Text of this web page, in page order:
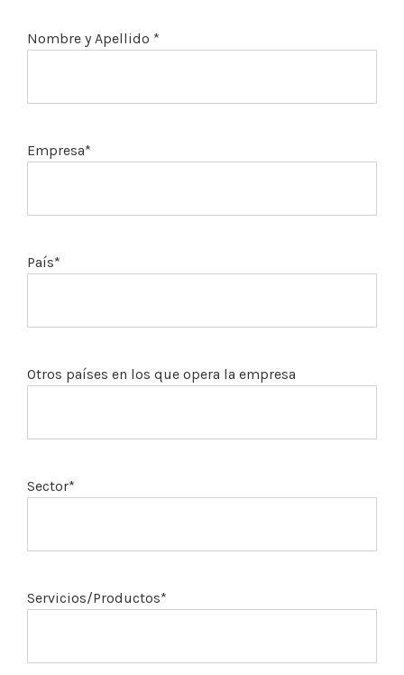
Nombre y Apellido *
Empresa*
País*
Otros países en los que opera la empresa
Sector*
Servicios/Productos*